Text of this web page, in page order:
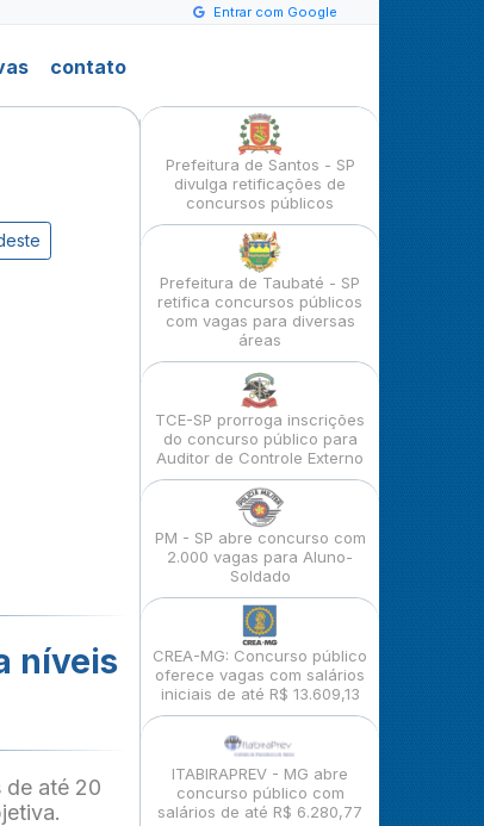
Entrar com Google
contato
níveis
de até 20
Prefeitura de Santos - SP
divulga retificações de
concursos públicos
Prefeitura de Taubaté - SP
retifica concursos públicos
com vagas para diversas
áreas
TCE-SP prorroga inscrições
do concurso público para
Auditor de Controle Externo
PM - SP abre concurso com
2.000 vagas para Aluno-
Soldado
CREA-MG: Concurso público
oferece vagas com salários
iniciais de até R$ 13.609,13
ITABIRAPREV - MG abre
concurso público com
salários de até R$ 6.280,77